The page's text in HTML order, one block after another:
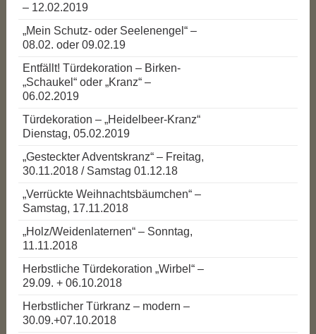
– 12.02.2019
„Mein Schutz- oder Seelenengel“ –
08.02. oder 09.02.19
Entfällt! Türdekoration – Birken-
„Schaukel“ oder „Kranz“ –
06.02.2019
Türdekoration – „Heidelbeer-Kranz“
Dienstag, 05.02.2019
„Gesteckter Adventskranz“ – Freitag,
30.11.2018 / Samstag 01.12.18
„Verrückte Weihnachtsbäumchen“ –
Samstag, 17.11.2018
„Holz/Weidenlaternen“ – Sonntag,
11.11.2018
Herbstliche Türdekoration „Wirbel“ –
29.09. + 06.10.2018
Herbstlicher Türkranz – modern –
30.09.+07.10.2018